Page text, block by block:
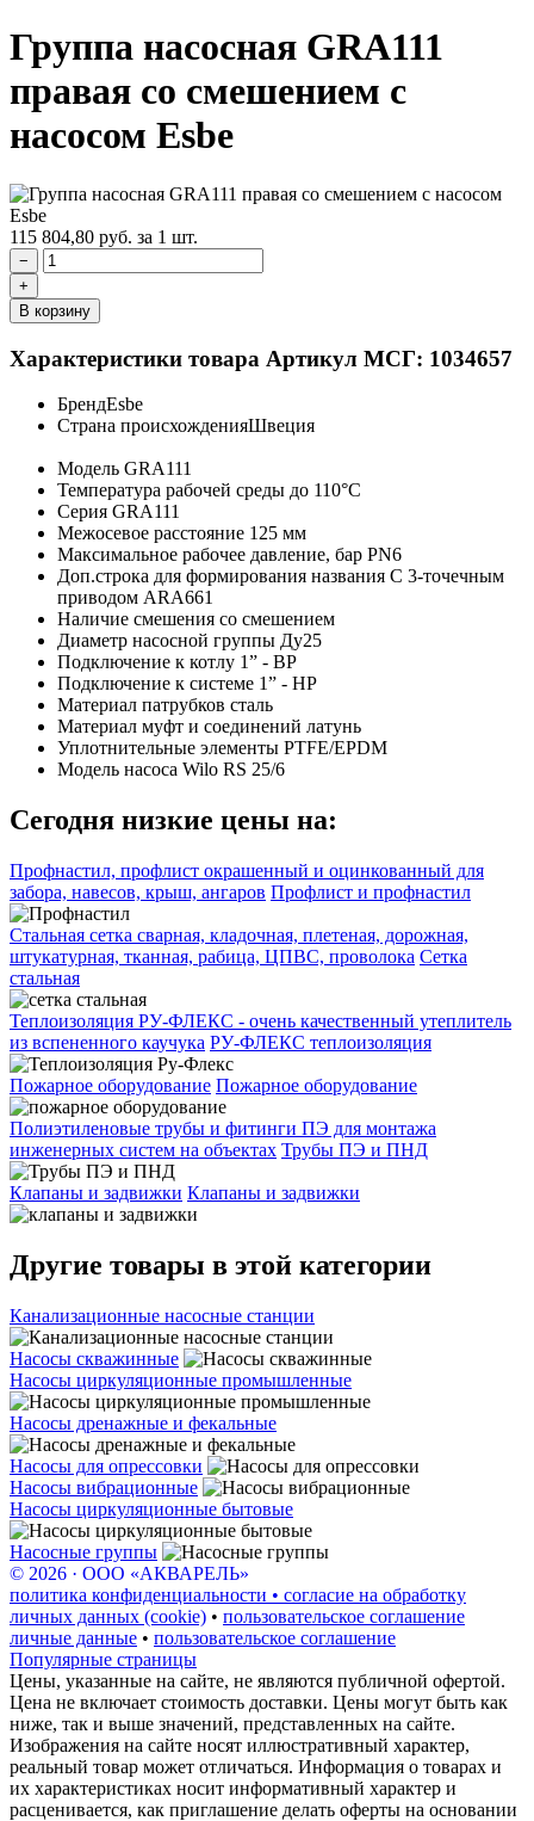
Группа насосная GRA111
правая со смешением с
насосом Esbe
115 804,80 руб. за 1 шт.
−
+
В корзину
Характеристики товара Артикул МСГ: 1034657
БрендEsbe
Страна происхожденияШвеция
Модель GRA111
Температура рабочей среды до 110°C
Серия GRA111
Межосевое расстояние 125 мм
Максимальное рабочее давление, бар PN6
Доп.строка для формирования названия С 3-точечным
приводом ARA661
Наличие смешения со смешением
Диаметр насосной группы Ду25
Подключение к котлу 1” - ВР
Подключение к системе 1” - НР
Материал патрубков сталь
Материал муфт и соединений латунь
Уплотнительные элементы PTFE/EPDM
Модель насоса Wilo RS 25/6
Сегодня низкие цены на:
Профнастил, профлист окрашенный и оцинкованный для
забора, навесов, крыш, ангаров Профлист и профнастил
Стальная сетка сварная, кладочная, плетеная, дорожная,
штукатурная, тканная, рабица, ЦПВС, проволока Сетка
стальная
Теплоизоляция РУ-ФЛЕКС - очень качественный утеплитель
из вспененного каучука РУ-ФЛЕКС теплоизоляция
Пожарное оборудование Пожарное оборудование
Полиэтиленовые трубы и фитинги ПЭ для монтажа
инженерных систем на объектах Трубы ПЭ и ПНД
Клапаны и задвижки Клапаны и задвижки
Другие товары в этой категории
Канализационные насосные станции
Насосы скважинные
Насосы циркуляционные промышленные
Насосы дренажные и фекальные
Насосы для опрессовки
Насосы вибрационные
Насосы циркуляционные бытовые
Насосные группы
© 2026 · ООО «АКВАРЕЛЬ»
политика конфиденциальности • согласие на обработку
личных данных (cookie) • пользовательское соглашение
личные данные • пользовательское соглашение
Популярные страницы
Цены, указанные на сайте, не являются публичной офертой.
Цена не включает стоимость доставки. Цены могут быть как
ниже, так и выше значений, представленных на сайте.
Изображения на сайте носят иллюстративный характер,
реальный товар может отличаться. Информация о товарах и
их характеристиках носит информативный характер и
расценивается, как приглашение делать оферты на основании